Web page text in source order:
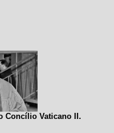
Concílio Vaticano II.